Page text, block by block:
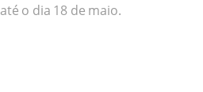
o dia 18 de maio.